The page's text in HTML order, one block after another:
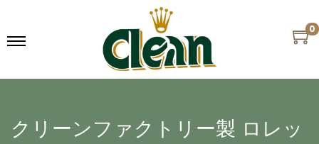
0
クリーンファクトリー製 ロレッ